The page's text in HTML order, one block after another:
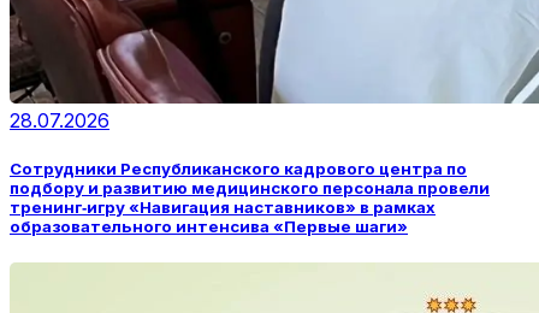
28.07.2026
Сотрудники Республиканского кадрового центра по
подбору и развитию медицинского персонала провели
тренинг‑игру «Навигация наставников» в рамках
образовательного интенсива «Первые шаги»